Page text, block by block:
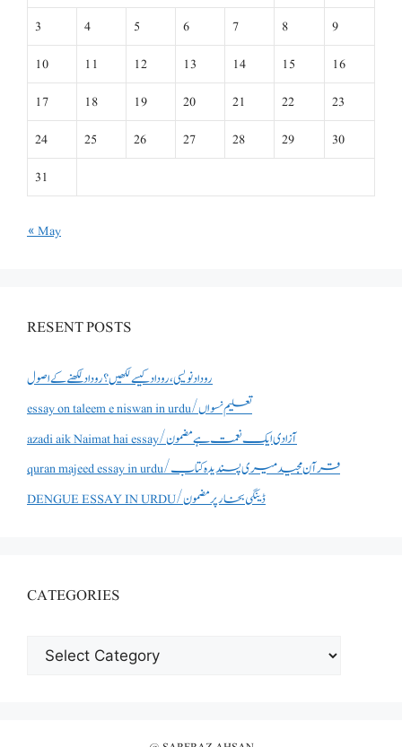
3
4 5 6 7 8
9
10
11 12 13 14 15
16
17
18 19 20 21 22
23
24
25 26 27 28 29
30
31
« May
RESENT POSTS
روداد نویسی ،روداد کیسے لکھیں؟ روداد لکھنے کے اصول
essay on taleem e niswan in urdu/تعلیم نسواں
azadi aik Naimat hai essay/آزادی ایک نعمت ہے مضمون
quran majeed essay in urdu/قرآن مجید میری پسندیدہ کتاب
DENGUE ESSAY IN URDU/ڈینگی بخار پر مضمون
CATEGORIES
CATEGORIES